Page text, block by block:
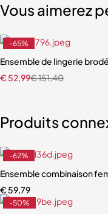
Vous aimerez
la mode
-65%
Ensemble de lingerie
€151,40
€ 52,99
Produits
-62%
Ensemble combinaison
€ 59,79
-50%